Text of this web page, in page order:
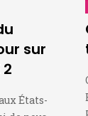
sur
2
États-